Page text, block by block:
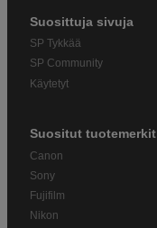
Suosittuja sivuja
SP Tykkää
SP Community
Käytetyt
Suositut tuotemerkit
Canon
Sony
Fujifilm
Nikon